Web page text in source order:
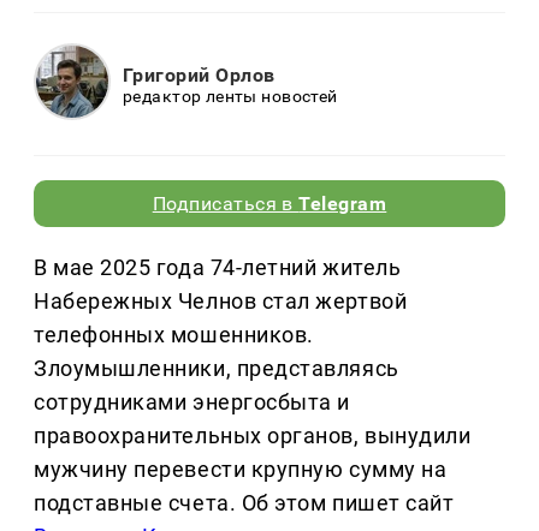
Григорий Орлов
редактор ленты новостей
Подписаться вTelegram
В мае 2025 года 74-летний житель
Набережных Челнов стал жертвой
телефонных мошенников.
Злоумышленники, представляясь
сотрудниками энергосбыта и
правоохранительных органов, вынудили
мужчину перевести крупную сумму на
подставные счета. Об этом пишет сайт